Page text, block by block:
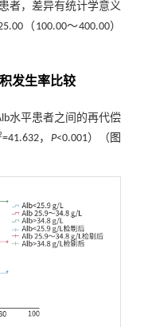
者，差异有统计学意义
（100.00～400.00）
发生率比较
水平患者之间的再代偿
=41.632， P<0.001）（ 图